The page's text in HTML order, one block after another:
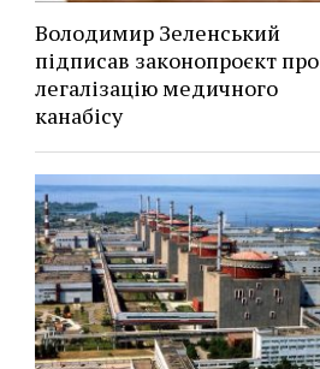
Володимир Зеленський
підписав законопроєкт про
легалізацію медичного
канабісу